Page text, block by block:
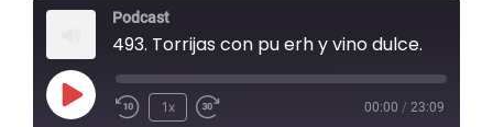
Podcast
493. Torrijas con pu erh y vino dulce.
Play
1x 00:00 / 23:09